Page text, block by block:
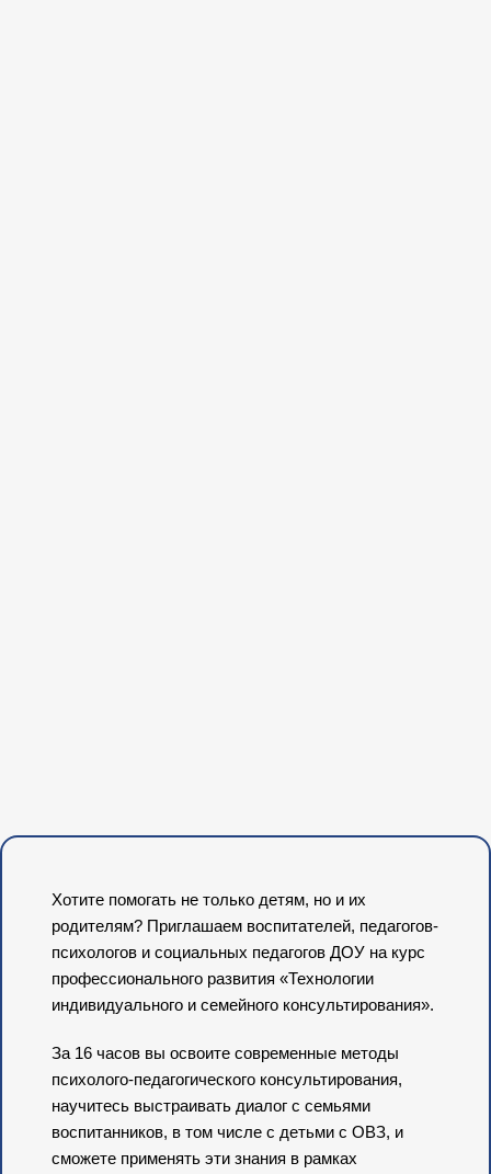
Хотите помогать не только детям, но и их
родителям? Приглашаем воспитателей, педагогов-
психологов и социальных педагогов ДОУ на курс
профессионального развития «Технологии
индивидуального и семейного консультирования».
За 16 часов вы освоите современные методы
психолого-педагогического консультирования,
научитесь выстраивать диалог с семьями
воспитанников, в том числе с детьми с ОВЗ, и
сможете применять эти знания в рамках